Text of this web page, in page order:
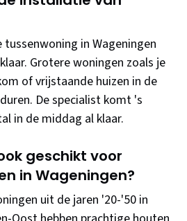
in Wageningen
Grotere woningen zoals je
of vrijstaande huizen in de
De specialist komt 's
in de middag al klaar.
geschikt voor
in Wageningen?
uit de jaren '20-'50 in